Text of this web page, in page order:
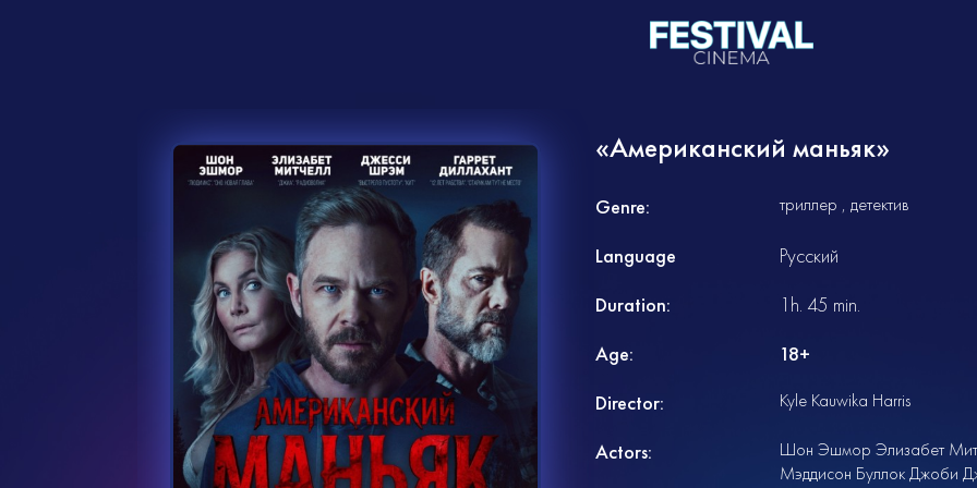
«Американский маньяк»
Genre: триллер детектив
Language
Русский
Duration:
1h. 45 min.
Age:
18+
Director:
Kyle Kauwika Harris
Actors:
Шон Эшмор Элизабет
Мэддисон Буллок Джоби